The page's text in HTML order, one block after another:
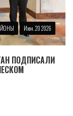
Июн. 20 2026
ПОДПИСАЛИ